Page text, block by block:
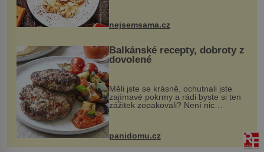
vznikají rozmanité a chuťově bohaté
pokrmy, které rozhodně st...
nejsemsama.cz
Balkánské recepty, dobroty z
dovolené
Měli jste se krásně, ochutnali jste
zajímavé pokrmy a rádi byste si ten
zážitek zopakovali? Není nic
snazšího. Pljeskavica (10 porcí)
Možná jste ji ochutnali na dovolené v
panidomu.cz